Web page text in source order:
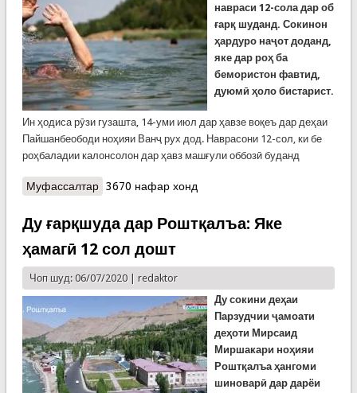
навраси 12-сола дар об
ғарқ шуданд. Сокинон
ҳардуро наҷот доданд,
яке дар роҳ ба
бемористон фавтид,
дуюмӣ ҳоло бистарист.
Ин ҳодиса рӯзи гузашта, 14-уми июл дар ҳавзе воқеъ дар деҳаи
Пайшанбеободи ноҳияи Ванҷ рух дод. Наврасони 12-сол, ки бе
роҳбаладии калонсолон дар ҳавз машғули оббозӣ буданд
Муфассалтаро Ду ноболиғи ғарқшуда дар ноҳияи Ванҷ: Яке
моҳи охир 10 нафарашон ноболиғонанд
3670 нафар хонд
Ду ғарқшуда дар Роштқалъа: Яке
ҳамагӣ 12 сол дошт
Чоп шуд: 06/07/2020 | redaktor
Ду сокини деҳаи
Парзудчии ҷамоати
деҳоти Мирсаид
Миршакари ноҳияи
Роштқалъа ҳангоми
шиноварӣ дар дарёи